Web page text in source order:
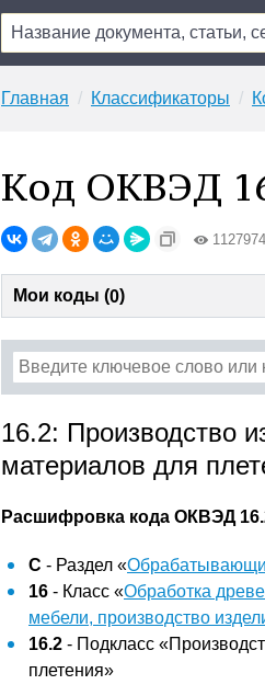
Главная Классификаторы
Код ОКВЭД
Мои коды (0)
16.2: Производство
материалов для
Расшифровка кода ОКВЭД
C - Раздел «
16 - Класс «Обработка
мебели, производство
16.2 - Подкласс
плетения»